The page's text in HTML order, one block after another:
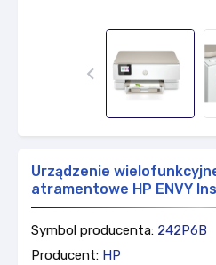

Urządzenie
atramentowe HP ENVY
Symbol producenta: 242P6B
Producent: HP